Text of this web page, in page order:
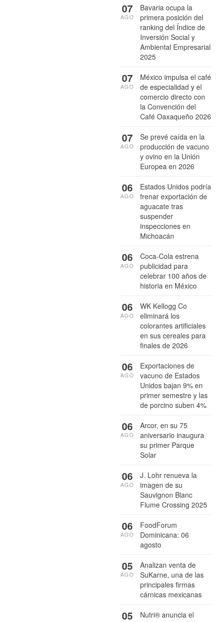
Bavaria ocupa la
primera posición del
ranking del Índice de
Inversión Social y
Ambiental Empresarial
2025
07
AGO
México impulsa el café
de especialidad y el
comercio directo con
la Convención del
Café Oaxaqueño 2026
07
AGO
Se prevé caída en la
producción de vacuno
y ovino en la Unión
Europea en 2026
07
AGO
Estados Unidos podría
frenar exportación de
aguacate tras
suspender
inspecciones en
Michoacán
06
AGO
Coca-Cola estrena
publicidad para
celebrar 100 años de
historia en México
06
AGO
WK Kellogg Co
eliminará los
colorantes artificiales
en sus cereales para
finales de 2026
06
AGO
Exportaciones de
vacuno de Estados
Unidos bajan 9% en
primer semestre y las
de porcino suben 4%
06
AGO
Arcor, en su 75
aniversario inaugura
su primer Parque
Solar
06
AGO
J. Lohr renueva la
imagen de su
Sauvignon Blanc
Flume Crossing 2025
06
AGO
FoodForum
Dominicana: 06
agosto
06
AGO
Analizan venta de
SuKarne, una de las
principales firmas
cárnicas mexicanas
05
AGO
Nutri® anuncia el
05